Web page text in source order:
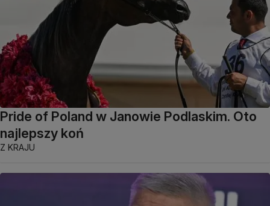
Pride of Poland w Janowie Podlaskim. Oto
najlepszy koń
Z KRAJU